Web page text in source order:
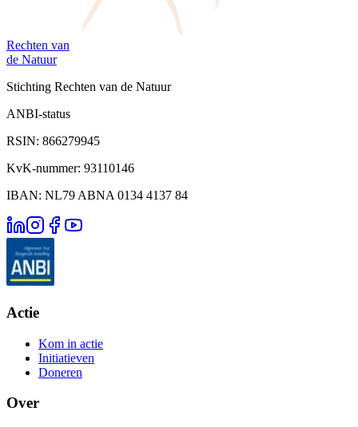
Rechten van
de Natuur
Stichting Rechten van de Natuur
ANBI-status
RSIN: 866279945
KvK-nummer: 93110146
IBAN: NL79 ABNA 0134 4137 84
Actie
Kom in actie
Initiatieven
Doneren
Over